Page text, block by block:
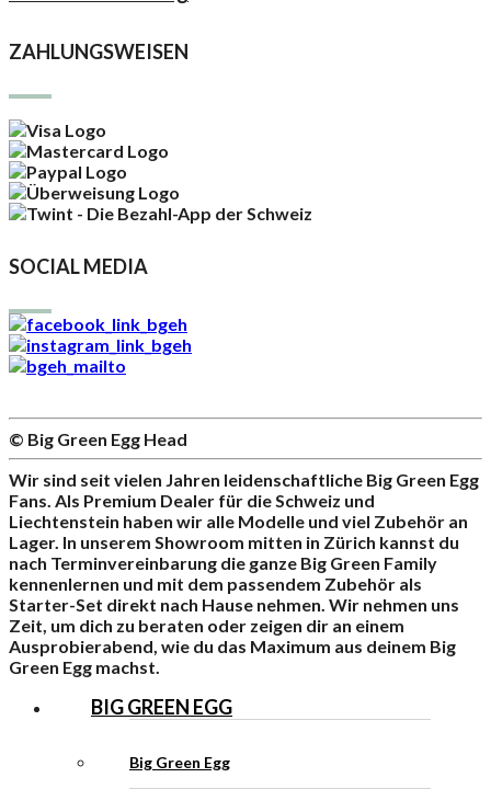
ZAHLUNGSWEISEN
SOCIAL MEDIA
© Big Green Egg Head
Wir sind seit vielen Jahren leidenschaftliche Big Green Egg
Fans. Als Premium Dealer für die Schweiz und
Liechtenstein haben wir alle Modelle und viel Zubehör an
Lager. In unserem Showroom mitten in Zürich kannst du
nach Terminvereinbarung die ganze Big Green Family
kennenlernen und mit dem passendem Zubehör als
Starter-Set direkt nach Hause nehmen. Wir nehmen uns
Zeit, um dich zu beraten oder zeigen dir an einem
Ausprobierabend, wie du das Maximum aus deinem Big
Green Egg machst.
BIG GREEN EGG
Big Green Egg